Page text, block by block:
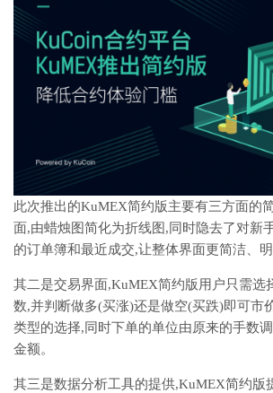
此次推出的KuMEX简约版主要有三方面的
面,由蜡烛图简化为折线图,同时隐去了对新
的订单簿和最近成交,让整体界面更简洁、明
其二是交易界面,KuMEX简约版用户只需选
数,并判断做多(买涨)还是做空(买跌)即可市
类型的选择,同时下单的单位由原来的手数
金额。
其三是数据分析工具的提供,KuMEX简约版